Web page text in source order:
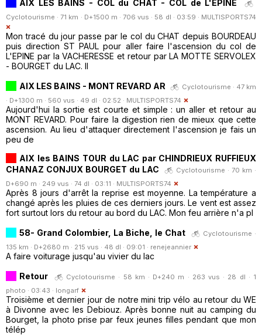
AIX LES BAINS - COL du CHAT - COL de L'EPINE
Cyclotourisme · 71 km · D+1500 m · 706 vus · 58 dl · 03:59 · MULTISPORTS74
Mon tracé du jour passe par le col du CHAT depuis BOURDEAU
puis direction ST PAUL pour aller faire l'ascension du col de
L'EPINE par la VACHERESSE et retour par LA MOTTE SERVOLEX
- BOURGET du LAC. Il
AIX LES BAINS - MONT REVARD AR
Cyclotourisme · 47 km
· D+1300 m · 560 vus · 49 dl · 02:52 · MULTISPORTS74
Aujourd'hui la sortie est courte et simple : un aller et retour au
MONT REVARD. Pour faire la digestion rien de mieux que cette
ascension. Au lieu d'attaquer directement l'ascension je fais un
peu de
AIX les BAINS TOUR du LAC par CHINDRIEUX RUFFIEUX
CHANAZ CONJUX BOURGET du LAC
Cyclotourisme · 70 km ·
D+690 m · 249 vus · 74 dl · 03:11 · MULTISPORTS74
Après 8 jours d'arrêt la reprise est moyenne. La température a
changé après les pluies de ces derniers jours. Le vent est assez
fort surtout lors du retour au bord du LAC. Mon feu arrière n'a pl
58- Grand Colombier, La Biche, le Chat
Cyclotourisme ·
135 km · D+2680 m · 215 vus · 48 dl · 09:01 · renejeannier
A faire voiturage jusqu'au vivier du lac
Retour
Cyclotourisme · 58 km · D+240 m · 263 vus · 28 dl · 1
photo · 03:43 · longarf
Troisième et dernier jour de notre mini trip vélo au retour du WE
à Divonne avec les Debiouz. Après bonne nuit au camping du
Bourget, la photo prise par feux jeunes filles pendant que mon
télép